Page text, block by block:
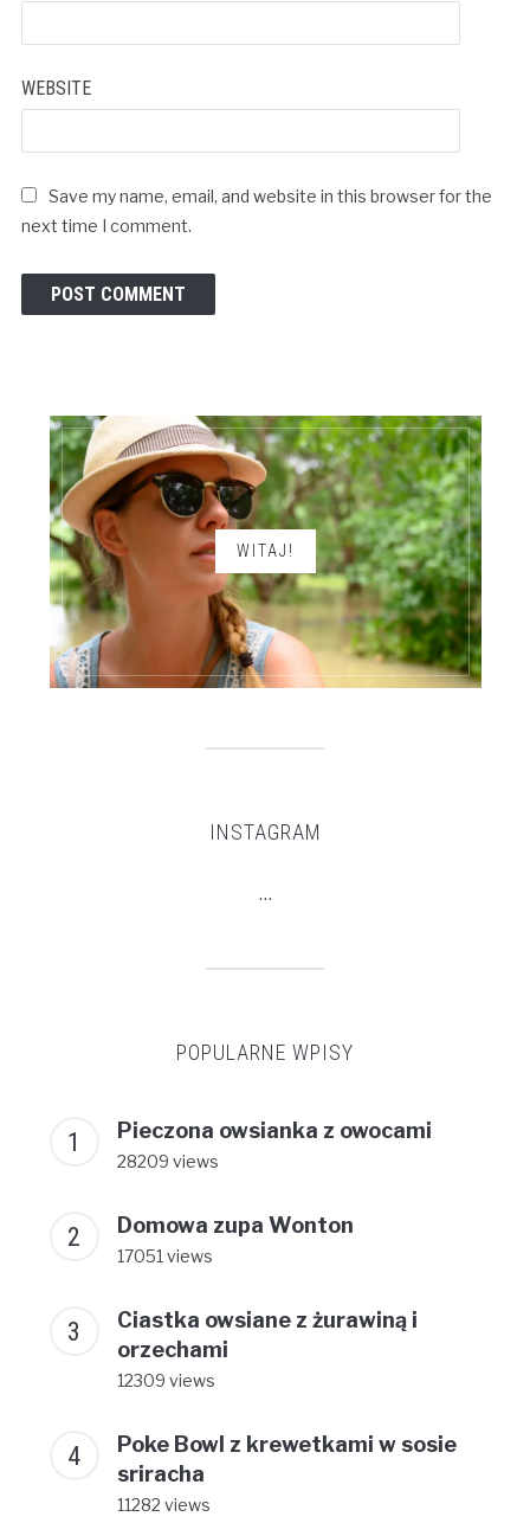
WEBSITE
Save my name, email, and website in this browser for the
next time I comment.
WITAJ!
INSTAGRAM
…
POPULARNE WPISY
Pieczona owsianka z owocami
28209 views
Domowa zupa Wonton
17051 views
Ciastka owsiane z żurawiną i
orzechami
12309 views
Poke Bowl z krewetkami w sosie
sriracha
11282 views